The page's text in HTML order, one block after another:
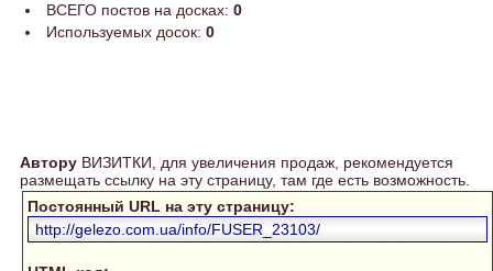
ВСЕГО постов на досках: 0
Используемых досок: 0
Автору ВИЗИТКИ, для увеличения продаж, рекомендуется
размещать ссылку на эту страницу, там где есть возможность.
Постоянный URL на эту страницу:
http://gelezo.com.ua/info/FUSER_23103/